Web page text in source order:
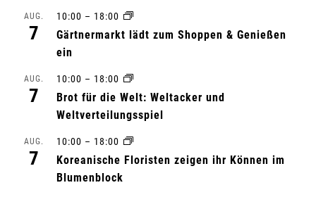
AUG.
7
10:00 – 18:00
Gärtnermarkt lädt zum Shoppen & Genießen
ein
AUG.
7
10:00 – 18:00
Brot für die Welt: Weltacker und
Weltverteilungsspiel
AUG.
7
10:00 – 18:00
Koreanische Floristen zeigen ihr Können im
Blumenblock